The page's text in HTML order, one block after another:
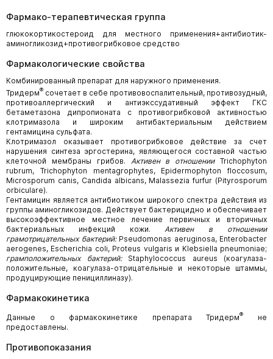
Фармако-терапевтическая группа
глюкокортикостероид для местного применения+антибиотик-
аминогликозид+противогрибковое средство
Фармакологические свойства
Комбинированный препарат для наружного применения.
Тридерм® сочетает в себе противовоспалительный, противозудный,
противоаллергический и антиэкссудативный эффект ГКС
бетаметазона дипропионата с противогрибковой активностью
клотримазола и широким антибактериальным действием
гентамицина сульфата.
Клотримазол оказывает противогрибковое действие за счет
нарушения синтеза эргостерина, являющегося составной частью
клеточной мембраны грибов. Активен в отношенииTrichophyton
rubrum, Trichophyton mentagrophytes, Epidermophyton floccosum,
Microsporum canis, Candida albicans, Malassezia furfur (Pityrosporum
orbiculare).
Гентамицин является антибиотиком широкого спектра действия из
группы аминогликозидов. Действует бактерицидно и обеспечивает
высокоэффективное местное лечение первичных и вторичных
бактериальных инфекций кожи.Активен в отношении
грамотрицательных бактерий:Pseudomonas aeruginosa, Enterobacter
aerogenes, Escherichia coli, Proteus vulgaris и Klebsiella pneumoniae;
грамположительных бактерий:Staphylococcus aureus (коагулаза-
положительные, коагулаза-отрицательные и некоторые штаммы,
продуцирующие пенициллиназу).
Фармакокинетика
Данные о фармакокинетике препарата Тридерм®
не
предоставлены.
Противопоказания